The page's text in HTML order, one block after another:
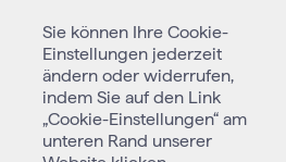
Sie können Ihre Cookie-
Einstellungen jederzeit
ändern oder widerrufen,
indem Sie auf den Link
„Cookie-Einstellungen“ am
unteren Rand unserer